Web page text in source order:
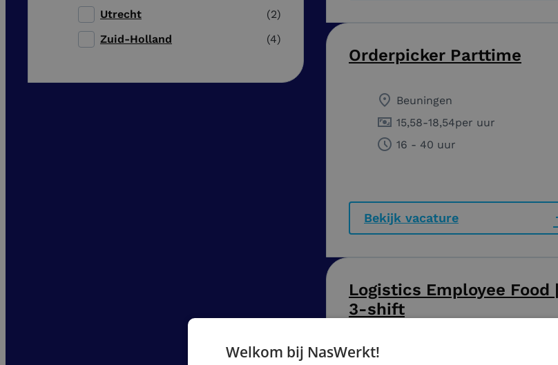
Utrecht
2
Zuid-Holland
4
Orderpicker Parttime
Beuningen
15,58-18,54per uur
16 - 40 uur
Bekijk vacature
Logistics Employee Food |
3-shift
Welkom bij NasWerkt!